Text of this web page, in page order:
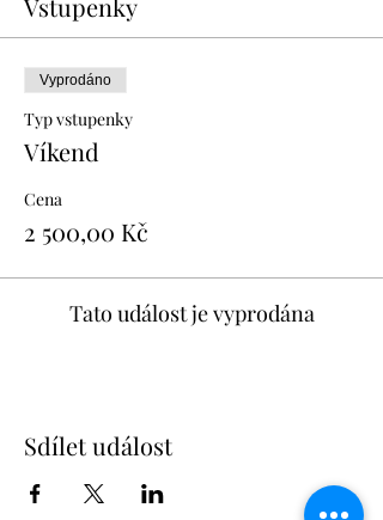
Vstupenky
Vyprodáno
Typ vstupenky
Víkend
Cena
2 500,00 Kč
Tato událost je vyprodána
Sdílet událost